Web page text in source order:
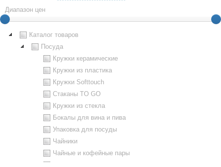
Диапазон цен
Каталог товаров
Посуда
Кружки керамические
Кружки из пластика
Кружки Softtouch
Стаканы TO GO
Кружки из стекла
Бокалы для вина и пива
Упаковка для посуды
Чайники
Чайные и кофейные пары